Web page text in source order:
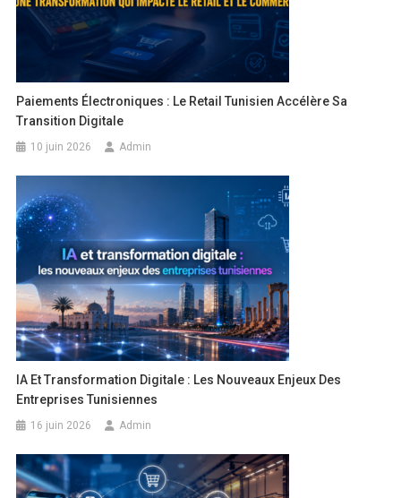
Paiements Électroniques : Le Retail Tunisien Accélère Sa
Transition Digitale
10 juin 2026 Admin
IA Et Transformation Digitale : Les Nouveaux Enjeux Des
Entreprises Tunisiennes
16 juin 2026 Admin